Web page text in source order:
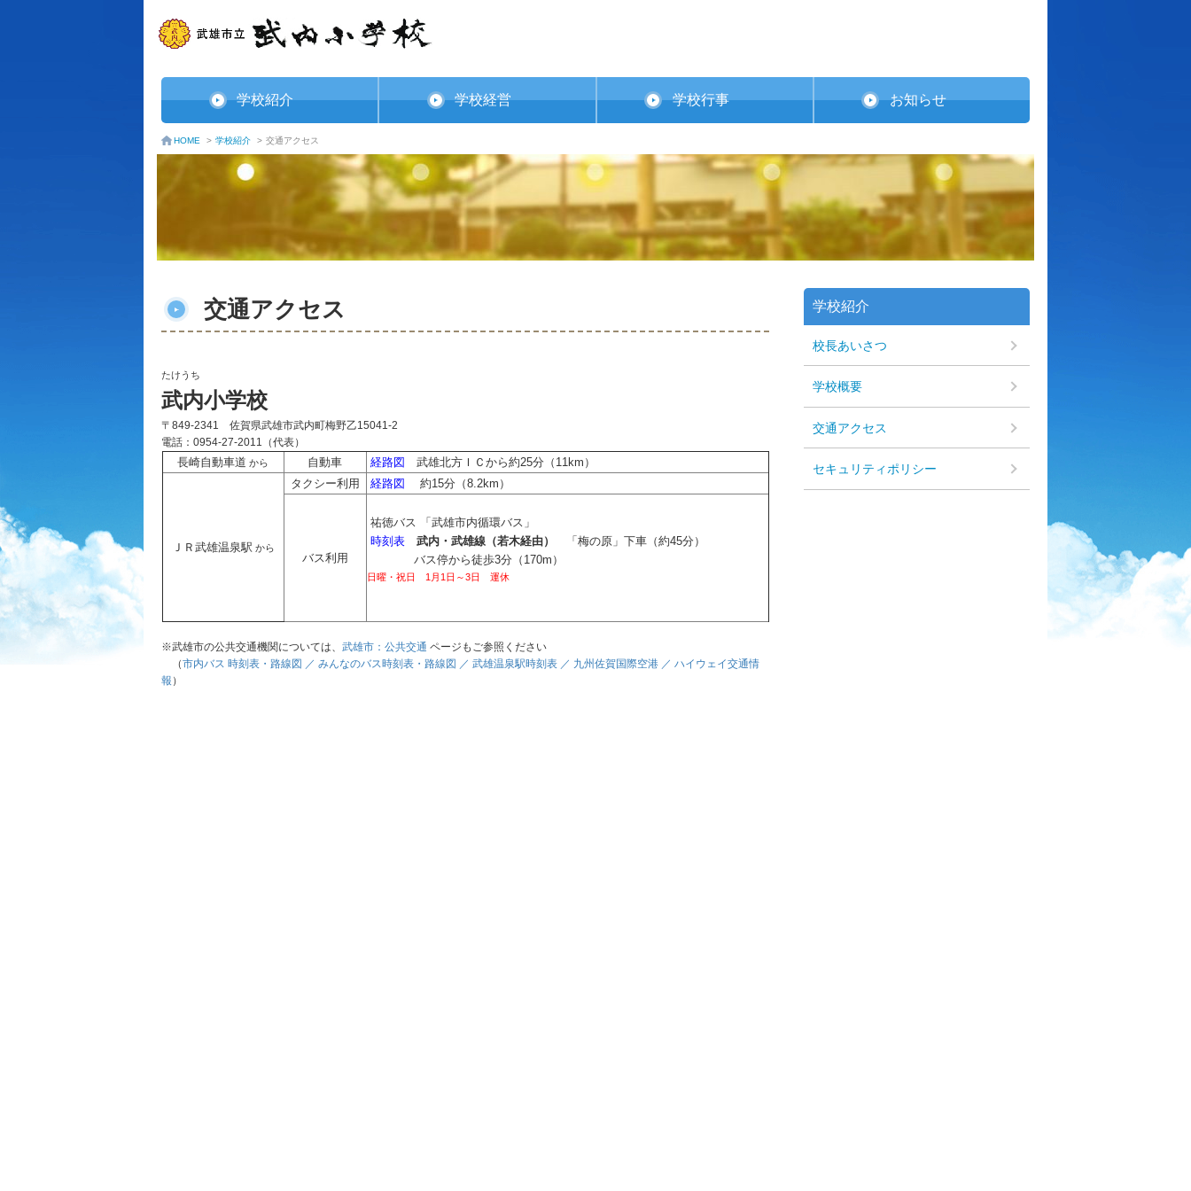
学校紹介 学校経営 学校行事 お知らせ
HOME > 学校紹介 > 交通アクセス
交通アクセス
たけうち
武内小学校
〒849-2341 佐賀県武雄市武内町梅野乙15041-2
電話：0954-27-2011（代表）
長崎自動車道 から 自動車 経路図 武雄北方ＩＣから約25分（11km）
ＪＲ武雄温泉駅 から
タクシー利用 経路図 約15分（8.2km）
バス利用
祐徳バス 「武雄市内循環バス」
時刻表
武内・武雄線（若木経由）
「梅の原」下車（約45分）
バス停から徒歩3分（170m）
日曜・祝日 1月1日～3日 運休
※武雄市の公共交通機関については、武雄市：公共交通 ページもご参照ください
（市内バス 時刻表・路線図 ／ みんなのバス時刻表・路線図 ／ 武雄温泉駅時刻表 ／ 九州佐賀国際空港 ／ ハイウェイ交通情
報 ）
学校紹介
校長あいさつ
学校概要
交通アクセス
セキュリティポリシー